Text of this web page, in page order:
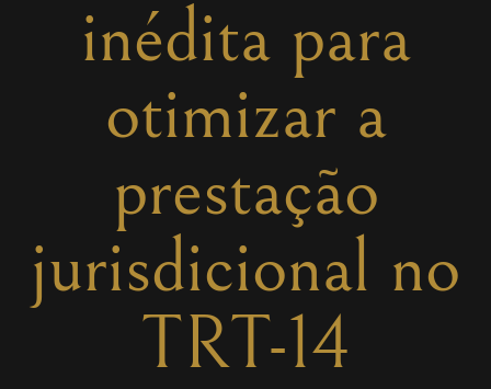
inédita para
otimizar a
prestação
jurisdicional no
TRT-14